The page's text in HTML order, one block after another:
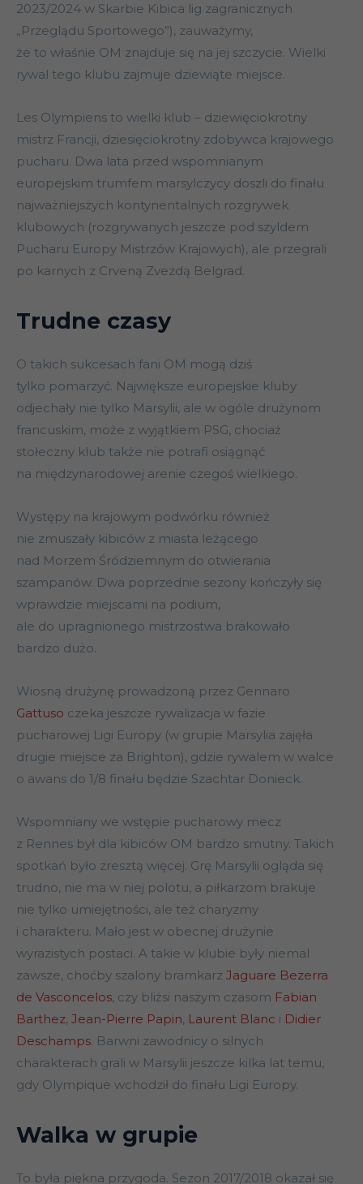
2023/2024 w Skarbie Kibica lig zagranicznych
„Przeglądu Sportowego”), zauważymy,
że to właśnie OM znajduje się na jej szczycie. Wielki
rywal tego klubu zajmuje dziewiąte miejsce.
Les Olympiens to wielki klub – dziewięciokrotny
mistrz Francji, dziesięciokrotny zdobywca krajowego
pucharu. Dwa lata przed wspomnianym
europejskim trumfem marsylczycy doszli do finału
najważniejszych kontynentalnych rozgrywek
klubowych (rozgrywanych jeszcze pod szyldem
Pucharu Europy Mistrzów Krajowych), ale przegrali
po karnych z Crveną Zvezdą Belgrad.
Trudne czasy
O takich sukcesach fani OM mogą dziś
tylko pomarzyć. Największe europejskie kluby
odjechały nie tylko Marsylii, ale w ogóle drużynom
francuskim, może z wyjątkiem PSG, chociaż
stołeczny klub także nie potrafi osiągnąć
na międzynarodowej arenie czegoś wielkiego.
Występy na krajowym podwórku również
nie zmuszały kibiców z miasta leżącego
nad Morzem Śródziemnym do otwierania
szampanów. Dwa poprzednie sezony kończyły się
wprawdzie miejscami na podium,
ale do upragnionego mistrzostwa brakowało
bardzo dużo.
Wiosną drużynę prowadzoną przez Gennaro
Gattuso czeka jeszcze rywalizacja w fazie
pucharowej Ligi Europy (w grupie Marsylia zajęła
drugie miejsce za Brighton), gdzie rywalem w walce
o awans do 1/8 finału będzie Szachtar Donieck.
Wspomniany we wstępie pucharowy mecz
z Rennes był dla kibiców OM bardzo smutny. Takich
spotkań było zresztą więcej. Grę Marsylii ogląda się
trudno, nie ma w niej polotu, a piłkarzom brakuje
nie tylko umiejętności, ale też charyzmy
i charakteru. Mało jest w obecnej drużynie
wyrazistych postaci. A takie w klubie były niemal
zawsze, choćby szalony bramkarz Jaguare Bezerra
de Vasconcelos, czy bliżsi naszym czasom Fabian
Barthez, Jean-Pierre Papin, Laurent Blanc i Didier
Deschamps. Barwni zawodnicy o silnych
charakterach grali w Marsylii jeszcze kilka lat temu,
gdy Olympique wchodził do finału Ligi Europy.
Walka w grupie
To była piękna przygoda. Sezon 2017/2018 okazał się